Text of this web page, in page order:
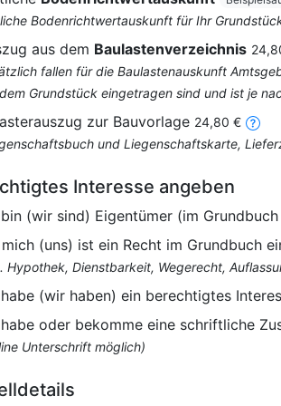
Bodenrichtwertauskunft für Ihr
aus dem Baulastenverzeichnis
fallen für die Baulastenauskunft
Grundstück eingetragen sind und ist je
zur Bauvorlage 24,80 €
und Liegenschaftskarte,
Interesse angeben
(wir sind) Eigentümer (im
mich (uns) ist ein Recht im Grundbuch
Hypothek, Dienstbarkeit, Wegerecht,
(wir haben) ein berechtigtes
oder bekomme eine schriftliche
Unterschrift möglich)